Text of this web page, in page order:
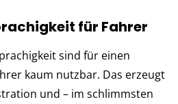
für Fahrer
sind für einen
kaum nutzbar. Das erzeugt
und – im schlimmsten